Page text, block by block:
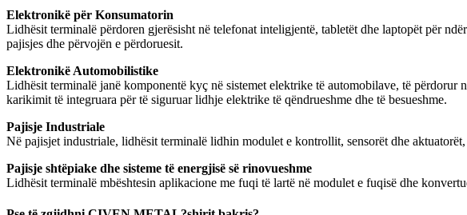
Elektronikë për Konsumatorin
Lidhësit terminalë përdoren gjerësisht në telefonat inteligjentë, tabletët dhe laptopët për
pajisjes dhe përvojën e përdoruesit.
Elektronikë Automobilistike
Lidhësit terminalë janë komponentë kyç në sistemet elektrike të automobilave, të
karikimit të integruara për të siguruar lidhje elektrike të qëndrueshme dhe të besueshme.
Pajisje Industriale
Në pajisjet industriale, lidhësit terminalë lidhin modulet e kontrollit, sensorët dhe
Pajisje shtëpiake dhe sisteme të energjisë së rinovueshme
Lidhësit terminalë mbështesin aplikacione me fuqi të lartë në modulet e fuqisë dhe